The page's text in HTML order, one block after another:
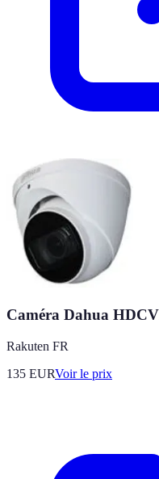
Caméra Dahua
Rakuten FR
135 EURVoir le prix